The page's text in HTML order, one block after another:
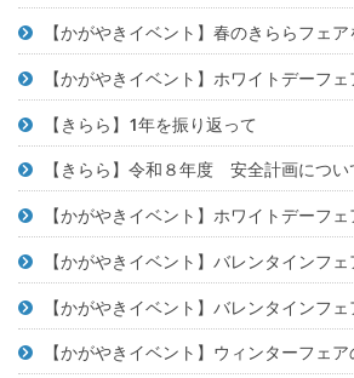
【かがやきイベント】春のきららフェ
【かがやきイベント】ホワイトデーフ
【きらら】1年を振り返って
【きらら】令和８年度 安全計画につい
【かがやきイベント】ホワイトデーフ
【かがやきイベント】バレンタインフ
【かがやきイベント】バレンタインフ
【かがやきイベント】ウィンターフェ